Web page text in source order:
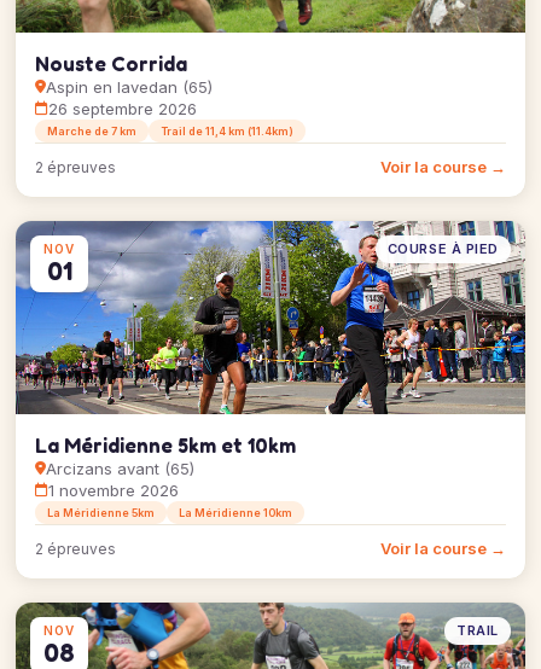
Nouste Corrida
Aspin en lavedan (65)
26 septembre 2026
Marche de 7 km Trail de 11,4 km (11.4km)
2 épreuves Voir la course →
NOV
01
COURSE À PIED
La Méridienne 5km et 10km
Arcizans avant (65)
1 novembre 2026
La Méridienne 5km La Méridienne 10km
2 épreuves Voir la course →
NOV
08
TRAIL